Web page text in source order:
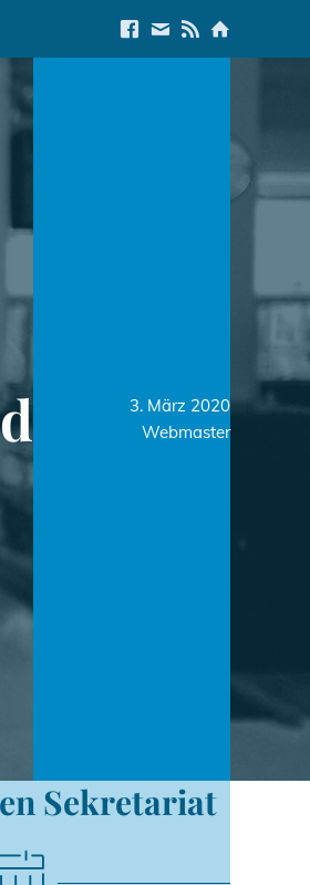
Link to Facebook
E-Mail us
Link to RSS Feed
Link to
3. März 2020
Webmaster
Sekretariat